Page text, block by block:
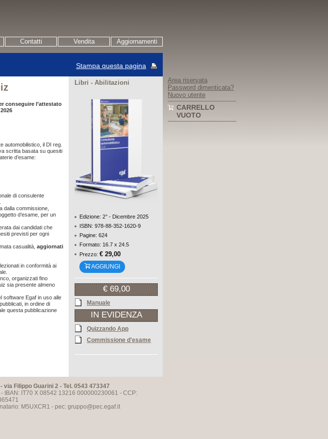
Contatti Vendita Aggiornamenti
Stampa questa pagina
conseguire l’attestato
automobilistico, il DI reg.
scritta basata su quesiti
d’esame:
di consulente
dalla commissione,
d’esame, per un
dai candidati che
previsti per ogni
casualità, aggiornati
in conformità ai
organizzati fino
sia presente almeno
software Egaf in uso alle
in ordine di
questa pubblicazione
Libri - Abilitazioni
Edizione: 2° - Dicembre 2025
ISBN: 978-88-352-1620-9
Pagine: 624
Formato: 16.7 x 24.5
Prezzo: € 29,00
AGGIUNGI
€ 69,00
Manuale
IN EVIDENZA
Quizzando App
Commissione d'esame
via Filippo Guarini 2 - Tel. 0543 473347
IBAN: IT70 X 08542 13216 000000230061 - CCP:
M5UXCR1 - pec: gruppo@pec.egaf.it
Area riservata
Password dimenticata?
Nuovo utente
CARRELLO
VUOTO